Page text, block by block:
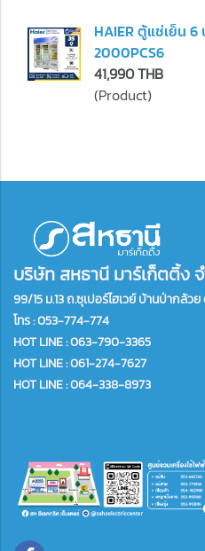
HAIER ตู้แช่เย็น 6
2000PCS6
41,990 THB
(Product)
บริษัท สหธานี มาร์เก็ตติ้ง
99/15 ม.13 ถ.ซุเปอร์ไฮเวย์ บ้านป่ากล้ว
โทร :053-774-774
HOT LINE : 063-790-3365
HOT LINE : 061-274-7627
HOT LINE : 064-338-8973